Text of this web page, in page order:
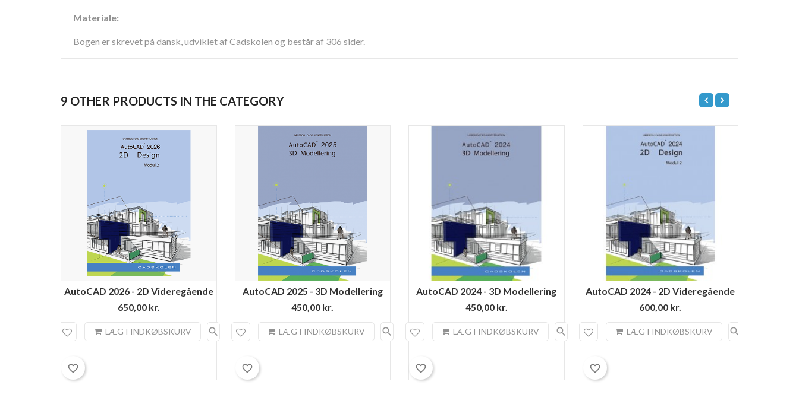
Materiale:
Bogen er skrevet på dansk, udviklet af Cadskolen og består af 306 sider.
9 OTHER PRODUCTS IN THE CATEGORY
AutoCAD 2026 - 2D Videregående
650,00 kr.
LÆG I INDKØBSKURV search
favorite_border
AutoCAD 2025 - 3D Modellering
450,00 kr.
LÆG I INDKØBSKURV search
favorite_border
AutoCAD 2024 - 3D Modellering
450,00 kr.
LÆG I INDKØBSKURV search
favorite_border
AutoCAD 2024 - 2D Videregående
600,00 kr.
LÆG I INDKØBSKURV search
favorite_border